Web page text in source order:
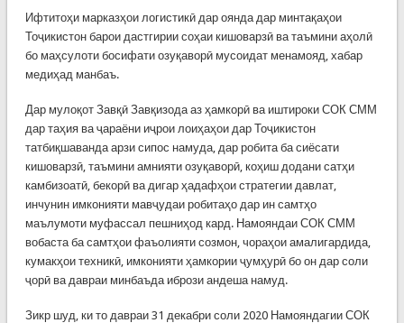
Ифтитоҳи марказҳои логистикӣ дар оянда дар минтақаҳои
Тоҷикистон барои дастгирии соҳаи кишоварзӣ ва таъмини аҳолӣ
бо маҳсулоти босифати озуқаворӣ мусоидат менамояд, хабар
медиҳад манбаъ.
Дар мулоқот Завқӣ Завқизода аз ҳамкорӣ ва иштироки СОК СММ
дар таҳия ва ҷараёни иҷрои лоиҳаҳои дар Тоҷикистон
татбиқшаванда арзи сипос намуда, дар робита ба сиёсати
кишоварзӣ, таъмини амнияти озуқаворӣ, коҳиш додани сатҳи
камбизоатӣ, бекорӣ ва дигар ҳадафҳои стратегии давлат,
инчунин имконияти мавҷудаи робитаҳо дар ин самтҳо
маълумоти муфассал пешниҳод кард. Намояндаи СОК СММ
вобаста ба самтҳои фаъолияти созмон, чораҳои амалигардида,
кумакҳои техникӣ, имконияти ҳамкории ҷумҳурӣ бо он дар соли
ҷорӣ ва давраи минбаъда ибрози андеша намуд.
Зикр шуд, ки то давраи 31 декабри соли 2020 Намояндагии СОК